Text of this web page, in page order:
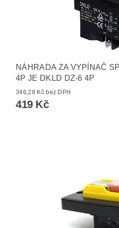
NÁHRADA ZA VYPÍNAČ
4P JE DKLD DZ-6 4P
346,28 Kč bez DPH
419 Kč